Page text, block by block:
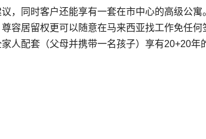
，同时客户还能享有一套在市中心的高级公寓
容居留权更可以随意在马来西亚找工作免任何
人配套（父母并携带一名孩子）享有20+20年